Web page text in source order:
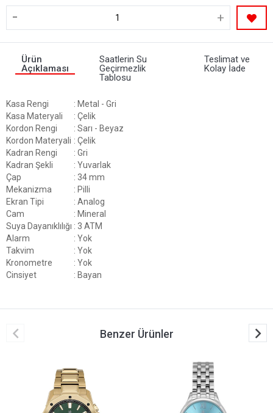
- +
Ürün
Açıklaması
Saatlerin Su
Geçirmezlik
Tablosu
Teslimat ve
Kolay İade
Kasa Rengi
: Metal - Gri
Kasa Materyali
: Çelik
Kordon Rengi
: Sarı - Beyaz
Kordon Materyali : Çelik
Kadran Rengi
: Gri
Kadran Şekli
: Yuvarlak
Çap
: 34 mm
Mekanizma
: Pilli
Ekran Tipi
: Analog
Cam
: Mineral
Suya Dayanıklılığı : 3 ATM
Alarm
: Yok
Takvim
: Yok
Kronometre
: Yok
Cinsiyet
: Bayan
Benzer Ürünler